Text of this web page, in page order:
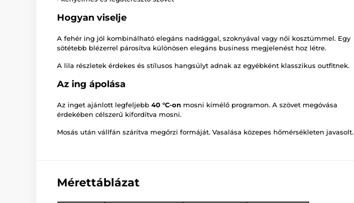
Hogyan viselje
A fehér ing jól kombinálható elegáns nadrággal, szoknyával vagy női kosztümmel. Egy
sötétebb blézerrel párosítva különösen elegáns business megjelenést hoz létre.
A lila részletek érdekes és stílusos hangsúlyt adnak az egyébként klasszikus outfitnek.
Az ing ápolása
Az inget ajánlott legfeljebb 40 °C-on mosni kímélő programon. A szövet megóvása
érdekében célszerű kifordítva mosni.
Mosás után vállfán szárítva megőrzi formáját. Vasalása közepes hőmérsékleten javasolt.
Mérettáblázat